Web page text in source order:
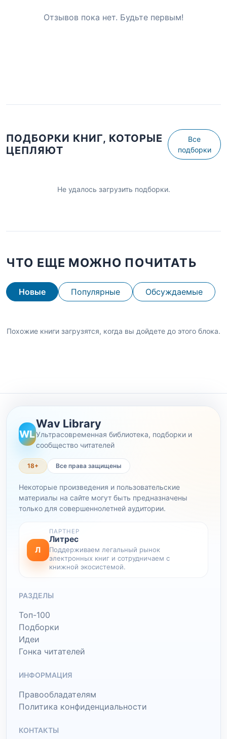
Отзывов пока нет. Будьте первым!
ПОДБОРКИ КНИГ, КОТОРЫЕ
ЦЕПЛЯЮТ
Все
подборки
Не удалось загрузить подборки.
ЧТО ЕЩЕ МОЖНО ПОЧИТАТЬ
Новые Популярные Обсуждаемые
Похожие книги загрузятся, когда вы дойдете до этого блока.
WL
Wav Library
Ультрасовременная библиотека, подборки и
сообщество читателей
18+ Все права защищены
Некоторые произведения и пользовательские
материалы на сайте могут быть предназначены
только для совершеннолетней аудитории.
Л
ПАРТНЕР
Литрес
Поддерживаем легальный рынок
электронных книг и сотрудничаем с
книжной экосистемой.
РАЗДЕЛЫ
Топ-100
Подборки
Идеи
Гонка читателей
ИНФОРМАЦИЯ
Правообладателям
Политика конфиденциальности
КОНТАКТЫ